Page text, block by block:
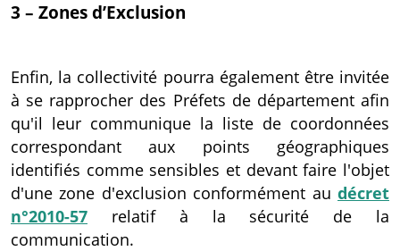
3 – Zones d’Exclusion
Enfin, la collectivité pourra également être invitée
à se rapprocher des Préfets de département afin
qu'il leur communique la liste de coordonnées
correspondant aux points géographiques
identifiés comme sensibles et devant faire l'objet
d'une zone d'exclusion conformément au décret
n°2010-57 relatif à la sécurité de la
communication.